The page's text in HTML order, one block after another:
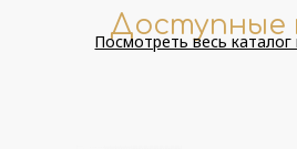
Доступные
Посмотреть весь каталог